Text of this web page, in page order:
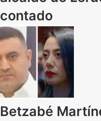
contado
Betzabé